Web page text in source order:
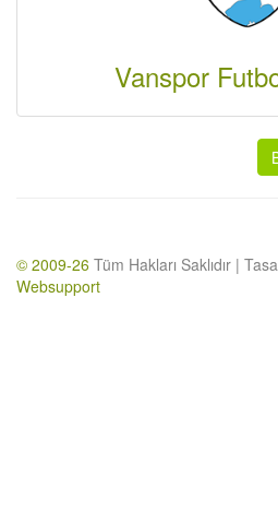
Vanspor
© 2009-26 Tüm Hakları Saklıdır |
Websupport